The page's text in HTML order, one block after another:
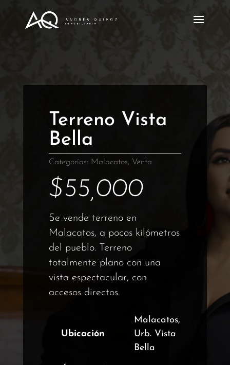
Terreno Vista
Bella
Categorías: Malacatos, Venta
$55,000
Se vende terreno en
Malacatos, a pocos kilómetros
del pueblo. Terreno
totalmente plano con una
vista espectacular, con
accesos directos.
Ubicación
Malacatos,
Urb. Vista
Bella